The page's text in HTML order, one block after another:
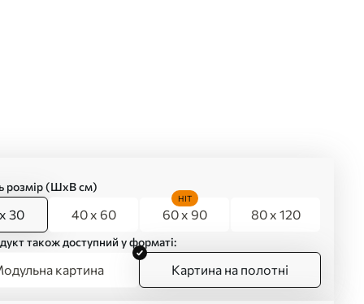
розмір (ШхВ см)
30 40 x 60 60 x 90
HIT
80 x 120
також доступний у форматі:
картина Картина на полотні